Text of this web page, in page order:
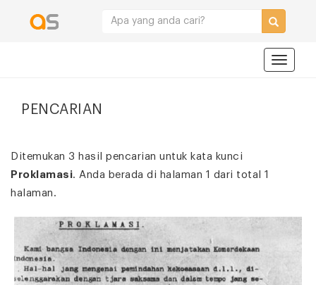
PENCARIAN
Ditemukan 3 hasil pencarian untuk kata kunci
Proklamasi. Anda berada di halaman 1 dari total 1
halaman.